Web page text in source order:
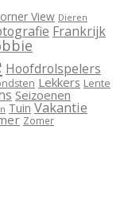
View Dieren
Frankrijk
Hoofdrolspelers
Lekkers Lente
Seizoenen
Tuin Vakantie
Zomer